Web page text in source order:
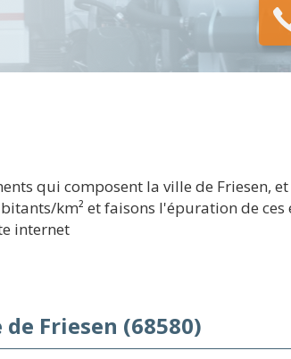
qui composent la ville de Friesen,
km² et faisons l'épuration de
internet
Friesen (68580)